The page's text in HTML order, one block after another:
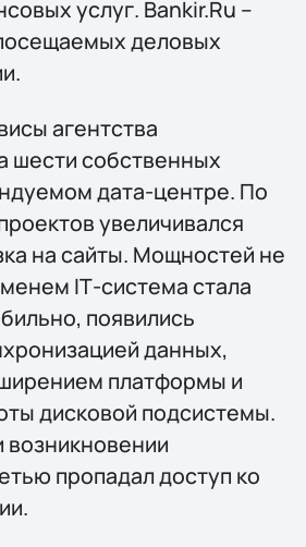
услуг. Bankir.Ru –
деловых
агентства
шести собственных
дата-центре. По
увеличивался
на сайты. Мощностей не
IТ-система стала
появились
данных,
платформы и
дисковой подсистемы.
возникновении
пропадал доступ ко